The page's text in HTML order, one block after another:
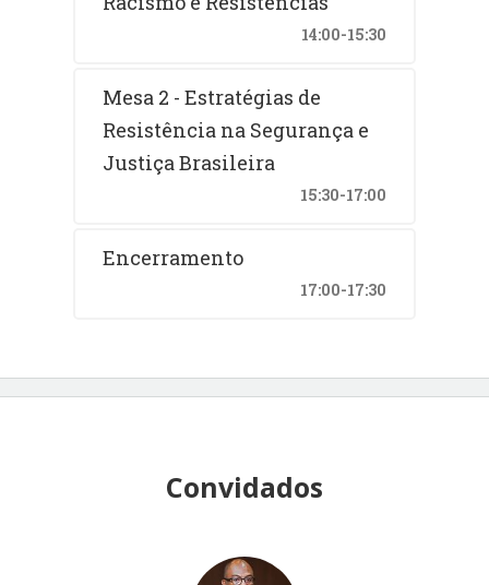
14:00-15:30
Mesa 2 - Estratégias de
Resistência na Segurança e
Justiça Brasileira
15:30-17:00
Encerramento
17:00-17:30
Convidados